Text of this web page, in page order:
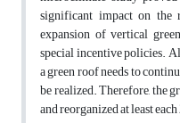
significant impact on the
expansion of vertical
special incentive policies.
a green roof needs to
be realized. Therefore, the
and reorganized at least